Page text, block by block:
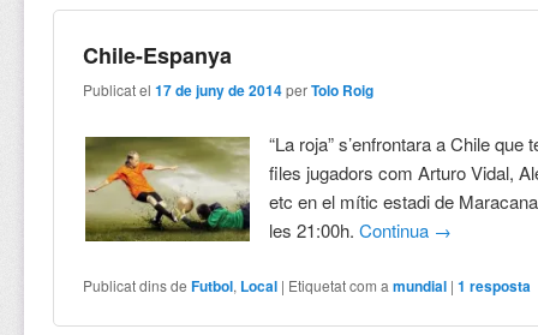
Chile-Espanya
Publicat el17 de juny de 2014 perTolo Roig
“La roja” s’enfrontara a Chile que
files jugadors com Arturo Vidal,
etc en el mític estadi de
les 21:00h.Continua →
Publicat dins de Futbol, Local | Etiquetat com a mundial |1 resposta